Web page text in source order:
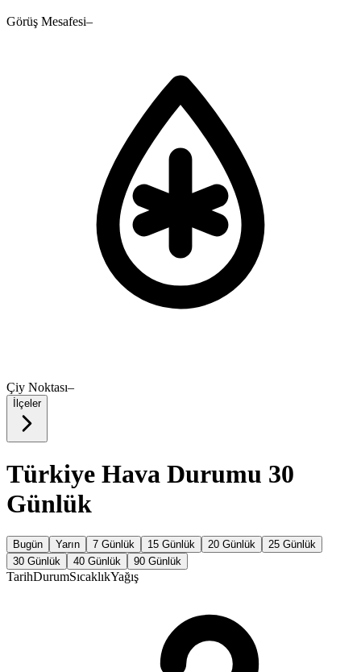
Görüş Mesafesi–
Çiy Noktası–
İlçeler
Türkiye Hava Durumu 30
Günlük
Bugün Yarın 7 Günlük 15 Günlük 20 Günlük
25 Günlük
30 Günlük
40 Günlük 90 Günlük
TarihDurumSıcaklıkYağış